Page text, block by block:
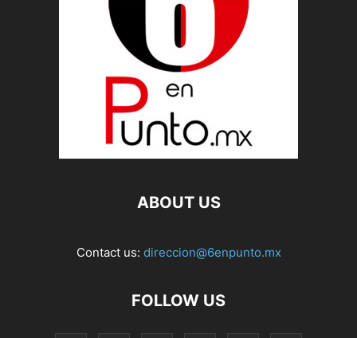
ABOUT US
Contact us: direccion@6enpunto.mx
FOLLOW US